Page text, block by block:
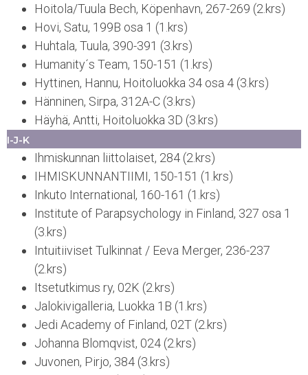
Hoitola/Tuula Bech, Köpenhavn, 267-269 (2.krs)
Hovi, Satu, 199B osa 1 (1.krs)
Huhtala, Tuula, 390-391 (3.krs)
Humanity´s Team, 150-151 (1.krs)
Hyttinen, Hannu, Hoitoluokka 34 osa 4 (3.krs)
Hänninen, Sirpa, 312A-C (3.krs)
Häyhä, Antti, Hoitoluokka 3D (3.krs)
I-J-K
Ihmiskunnan liittolaiset, 284 (2.krs)
IHMISKUNNANTIIMI, 150-151 (1.krs)
Inkuto International, 160-161 (1.krs)
Institute of Parapsychology in Finland, 327 osa 1
(3.krs)
Intuitiiviset Tulkinnat / Eeva Merger, 236-237
(2.krs)
Itsetutkimus ry, 02K (2.krs)
Jalokivigalleria, Luokka 1B (1.krs)
Jedi Academy of Finland, 02T (2.krs)
Johanna Blomqvist, 024 (2.krs)
Juvonen, Pirjo, 384 (3.krs)